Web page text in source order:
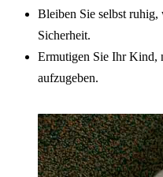
Bleiben Sie selbst ruhig,
Sicherheit.
Ermutigen Sie Ihr Kind,
aufzugeben.